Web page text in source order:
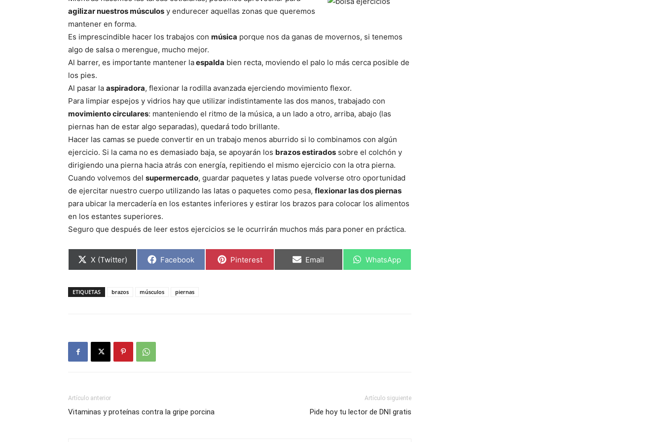
agilizar nuestros músculos y endurecer aquellas zonas que queremos
mantener en forma.
Es imprescindible hacer los trabajos con música porque nos da ganas de movernos, si tenemos
algo de salsa o merengue, mucho mejor.
Al barrer, es importante mantener laespalda bien recta, moviendo el palo lo más cerca posible de
los pies.
Al pasar la aspiradora, flexionar la rodilla avanzada ejerciendo movimiento flexor.
Para limpiar espejos y vidrios hay que utilizar indistintamente las dos manos, trabajado con
movimiento circulares: manteniendo el ritmo de la música, a un lado a otro, arriba, abajo (las
piernas han de estar algo separadas), quedará todo brillante.
Hacer las camas se puede convertir en un trabajo menos aburrido si lo combinamos con algún
ejercicio. Si la cama no es demasiado baja, se apoyarán los brazos estirados sobre el colchón y
dirigiendo una pierna hacia atrás con energía, repitiendo el mismo ejercicio con la otra pierna.
Cuando volvemos del supermercado, guardar paquetes y latas puede volverse otro oportunidad
de ejercitar nuestro cuerpo utilizando las latas o paquetes como pesa, flexionar las dos piernas
para ubicar la mercadería en los estantes inferiores y estirar los brazos para colocar los alimentos
en los estantes superiores.
Seguro que después de leer estos ejercicios se le ocurrirán muchos más para poner en práctica.
Compartir
X (Twitter) Compartir
Facebook Compartir
Pinterest Compartir
Email Compartir
WhatsApp
ETIQUETAS brazos músculos piernas
Artículo anterior
Vitaminas y proteínas contra la gripe porcina
Artículo siguiente
Pide hoy tu lector de DNI gratis